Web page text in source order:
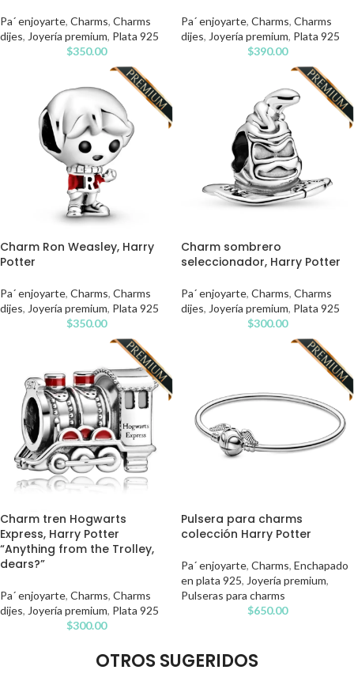
Pa´ enjoyarte, Charms, Charms
dijes, Joyería premium, Plata 925
$350.00
Pa´ enjoyarte, Charms, Charms
dijes, Joyería premium, Plata 925
$390.00
Charm Ron Weasley, Harry
Potter
Pa´ enjoyarte, Charms, Charms
dijes, Joyería premium, Plata 925
$350.00
Charm sombrero
seleccionador, Harry Potter
Pa´ enjoyarte, Charms, Charms
dijes, Joyería premium, Plata 925
$300.00
Charm tren Hogwarts
Express, Harry Potter
“Anything from the Trolley,
dears?”
Pa´ enjoyarte, Charms, Charms
dijes, Joyería premium, Plata 925
$300.00
Pulsera para charms
colección Harry Potter
Pa´ enjoyarte, Charms, Enchapado
en plata 925, Joyería premium,
Pulseras para charms
$650.00
OTROS SUGERIDOS